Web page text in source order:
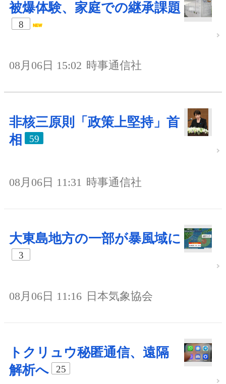
被爆体験、家庭での継承課題
8
08月06日 15:02 時事通信社
非核三原則「政策上堅持」首
相
59
08月06日 11:31 時事通信社
大東島地方の一部が暴風域に
3
08月06日 11:16 日本気象協会
トクリュウ秘匿通信、遠隔
解析へ
25